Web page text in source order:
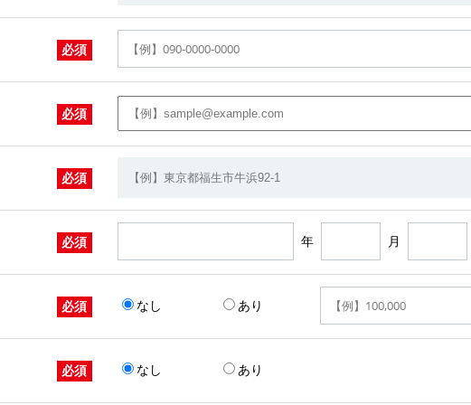
必須
必須
必須
必須 年 月
必須 なし あり
必須 なし あり